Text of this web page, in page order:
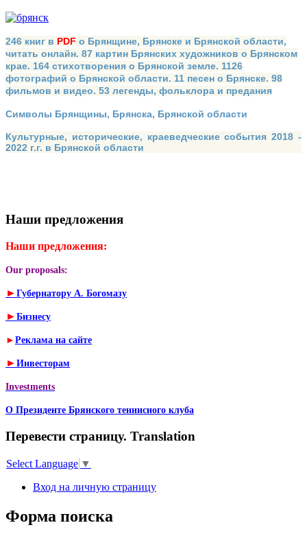
246 книг в PDF о Брянщине, Брянске и Брянской области,
читать онлайн. 87 картин Брянских художников о Брянском
крае. 164 стихотворения о Брянской земле. 1126
фотографий о Брянской области. 11 песен о Брянске. 98
фильмов и видео. 53 легенды, фольклора и предания
Символы Брянщины, Брянска, Брянской области
Культурные, исторические, краеведческие события 2018 -
2022 г.г. в Брянской области
Наши предложения
Наши предложения:
Our proposals:
► Губернатору А. Богомазу
► Бизнесу
► Реклама на сайте
► Инвесторам
Investments
О Президенте Брянского теннисного клуба
Перевести страницу. Translation
Select Language ▼
Вход на личную страницу
Форма поиска